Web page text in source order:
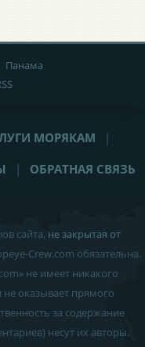
Панама
МОРЯКАМ
|
| ОБРАТНАЯ СВЯЗЬ
сайта, не закрытая от
Crew.com обязательна.
не имеет никакого
не оказывает прямого
за содержание
несут их авторы.